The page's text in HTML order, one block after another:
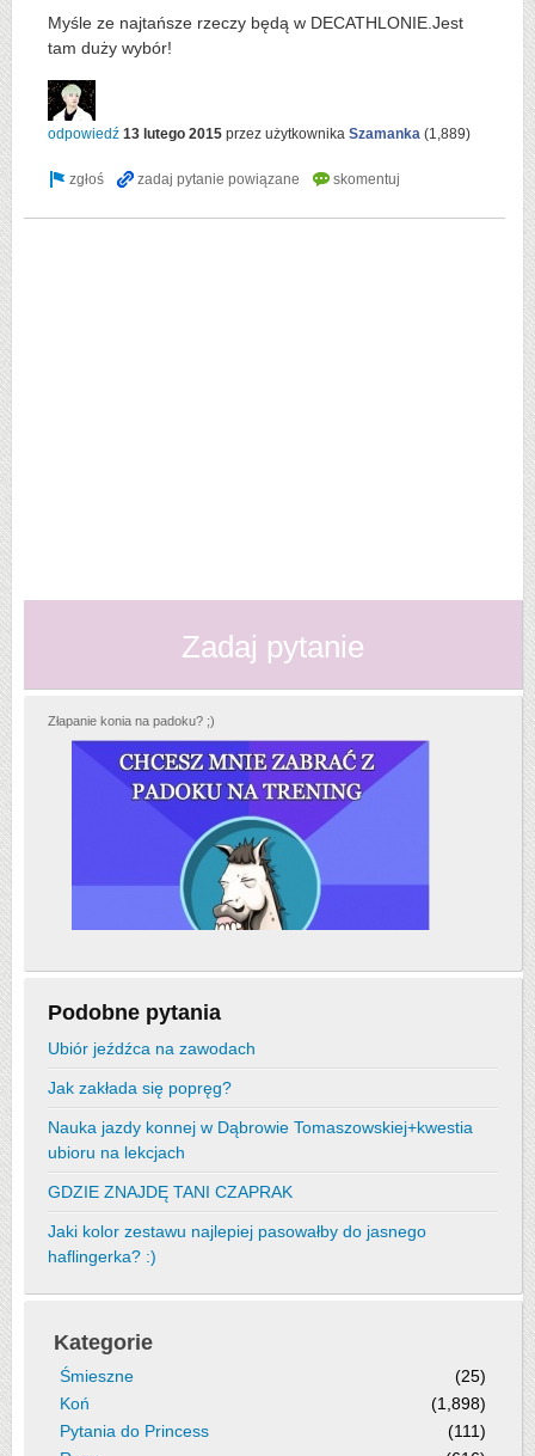
Myśle ze najtańsze rzeczy będą w DECATHLONIE.Jest
tam duży wybór!
odpowiedź 13 lutego 2015 przez użytkownika Szamanka (1,889)
Zadaj pytanie
Złapanie konia na padoku? ;)
Podobne pytania
Ubiór jeźdźca na zawodach
Jak zakłada się popręg?
Nauka jazdy konnej w Dąbrowie Tomaszowskiej+kwestia
ubioru na lekcjach
GDZIE ZNAJDĘ TANI CZAPRAK
Jaki kolor zestawu najlepiej pasowałby do jasnego
haflingerka? :)
Kategorie
Śmieszne
(25)
Koń
(1,898)
Pytania do Princess
(111)